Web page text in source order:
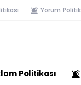
Yorum
Politikası